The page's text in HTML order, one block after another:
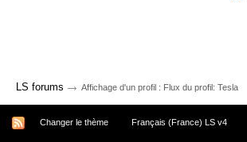
LS forums → Affichage d'un profil : Flux du profil: Tesla
Changer le thème Français (France) LS v4